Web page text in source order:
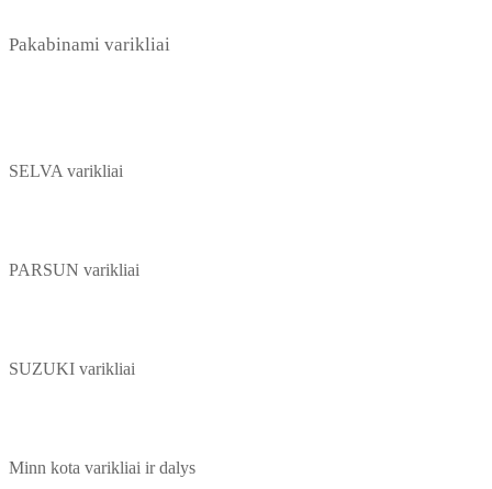
Pakabinami varikliai
SELVA varikliai
PARSUN varikliai
SUZUKI varikliai
Minn kota varikliai ir dalys